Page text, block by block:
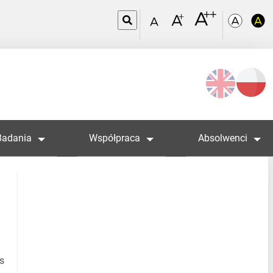
Wybierz
język
Współpraca Absolwenci